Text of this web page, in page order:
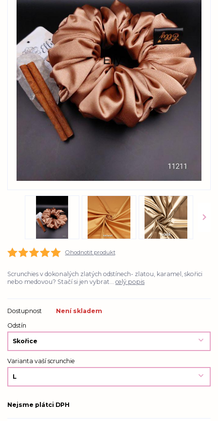
Ohodnotit produkt
Scrunchies v dokonalých zlatých odstínech- zlatou, karamel, skořici
nebo medovou? Stačí si jen vybrat... celý popis
Dostupnost
Není skladem
Odstín
Varianta vaší scrunchie
Nejsme plátci DPH